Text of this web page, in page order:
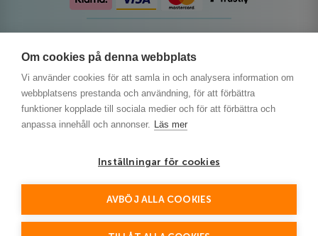
Om cookies på denna webbplats
Vi använder cookies för att samla in och analysera information om
webbplatsens prestanda och användning, för att förbättra
funktioner kopplade till sociala medier och för att förbättra och
anpassa innehåll och annonser. Läs mer
Inställningar för cookies
AVBÖJ ALLA COOKIES
This site is protected by reCAPTCHA and the Google
andTerms of Service apply.